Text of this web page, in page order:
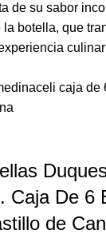
de su sabor
botella, que
Caja De 6
de